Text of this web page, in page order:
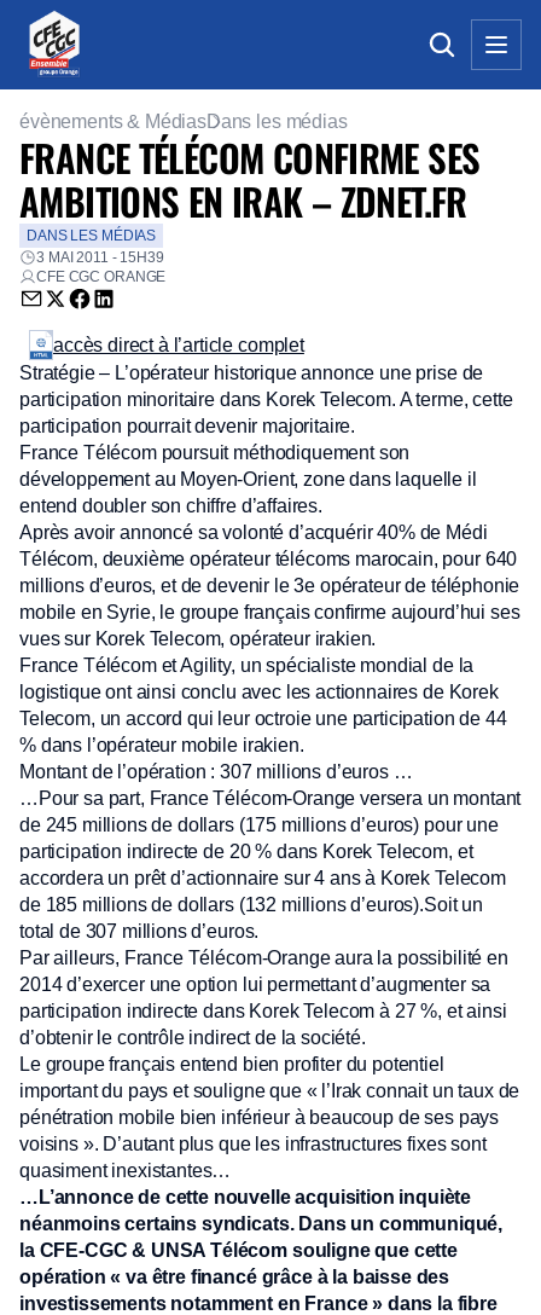
évènements & MédiasDans les médias
FRANCE TÉLÉCOM CONFIRME SES
AMBITIONS EN IRAK – ZDNET.FR
DANS LES MÉDIAS
3 MAI 2011 - 15H39
CFE CGC ORANGE
Envoyer par email (nouvelle fenêtre)
Partager sur Twitter (nouvelle fenêtre)
Partager sur Facebook (nouvelle fenêtre)
Partager sur LinkedIn (nouvelle fenêtre)
accès direct à l’article complet
Stratégie – L’opérateur historique annonce une prise de
participation minoritaire dans Korek Telecom. A terme, cette
participation pourrait devenir majoritaire.
France Télécom poursuit méthodiquement son
développement au Moyen-Orient, zone dans laquelle il
entend doubler son chiffre d’affaires.
Après avoir annoncé sa volonté d’acquérir 40% de Médi
Télécom, deuxième opérateur télécoms marocain, pour 640
millions d’euros, et de devenir le 3e opérateur de téléphonie
mobile en Syrie, le groupe français confirme aujourd’hui ses
vues sur Korek Telecom, opérateur irakien.
France Télécom et Agility, un spécialiste mondial de la
logistique ont ainsi conclu avec les actionnaires de Korek
Telecom, un accord qui leur octroie une participation de 44
% dans l’opérateur mobile irakien.
Montant de l’opération : 307 millions d’euros …
…Pour sa part, France Télécom-Orange versera un montant
de 245 millions de dollars (175 millions d’euros) pour une
participation indirecte de 20 % dans Korek Telecom, et
accordera un prêt d’actionnaire sur 4 ans à Korek Telecom
de 185 millions de dollars (132 millions d’euros).Soit un
total de 307 millions d’euros.
Par ailleurs, France Télécom-Orange aura la possibilité en
2014 d’exercer une option lui permettant d’augmenter sa
participation indirecte dans Korek Telecom à 27 %, et ainsi
d’obtenir le contrôle indirect de la société.
Le groupe français entend bien profiter du potentiel
important du pays et souligne que « l’Irak connait un taux de
pénétration mobile bien inférieur à beaucoup de ses pays
voisins ». D’autant plus que les infrastructures fixes sont
quasiment inexistantes…
…L’annonce de cette nouvelle acquisition inquiète
néanmoins certains syndicats. Dans un communiqué,
la CFE-CGC & UNSA Télécom souligne que cette
opération « va être financé grâce à la baisse des
investissements notamment en France » dans la fibre